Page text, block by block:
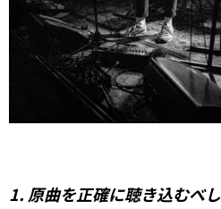
1. 原曲を正確に聴き込むべし